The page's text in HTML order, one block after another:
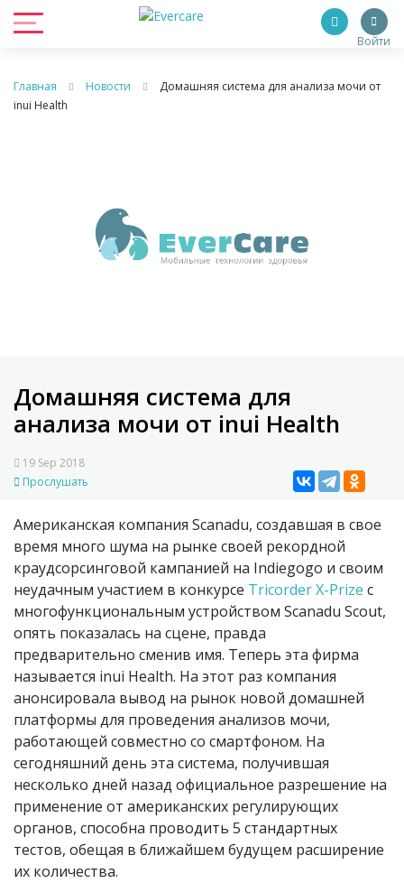
Войти
Главная Новости
Домашняя система для анализа мочи от
inui Health
Домашняя система для
анализа мочи от inui Health
19 Sep 2018
Прослушать
Американская компания Scanadu, создавшая в свое
время много шума на рынке своей рекордной
краудсорсинговой кампанией на Indiegogo и своим
неудачным участием в конкурсе Tricorder X-Prize с
многофункциональным устройством Scanadu Scout,
опять показалась на сцене, правда
предварительно сменив имя. Теперь эта фирма
называется inui Health. На этот раз компания
анонсировала вывод на рынок новой домашней
платформы для проведения анализов мочи,
работающей совместно со смартфоном. На
сегодняшний день эта система, получившая
несколько дней назад официальное разрешение на
применение от американских регулирующих
органов, способна проводить 5 стандартных
тестов, обещая в ближайшем будущем расширение
их количества.